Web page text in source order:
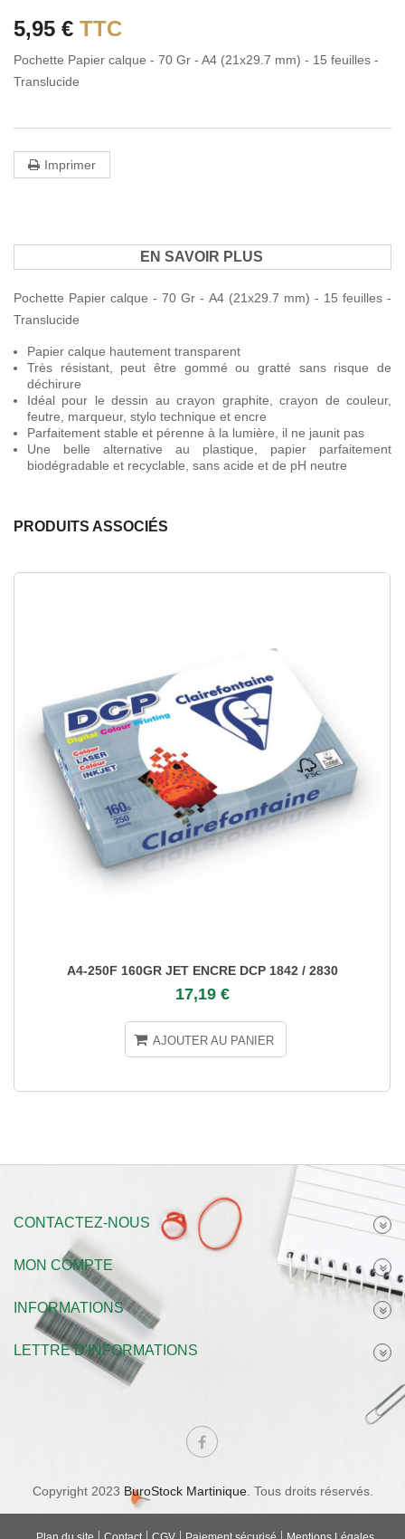
5,95 € TTC
Pochette Papier calque - 70 Gr - A4 (21x29.7 mm) - 15 feuilles -
Translucide
Imprimer
EN SAVOIR PLUS
Pochette Papier calque - 70 Gr - A4 (21x29.7 mm) - 15 feuilles -
Translucide
Papier calque hautement transparent
Très résistant, peut être gommé ou gratté sans risque de
déchirure
Idéal pour le dessin au crayon graphite, crayon de couleur,
feutre, marqueur, stylo technique et encre
Parfaitement stable et pérenne à la lumière, il ne jaunit pas
Une belle alternative au plastique, papier parfaitement
biodégradable et recyclable, sans acide et de pH neutre
PRODUITS ASSOCIÉS
A4-250F 160GR JET ENCRE DCP 1842 / 2830
17,19 €
AJOUTER AU PANIER
CONTACTEZ-NOUS
MON COMPTE
INFORMATIONS
LETTRE D'INFORMATIONS
Copyright 2023 BuroStock Martinique. Tous droits réservés.